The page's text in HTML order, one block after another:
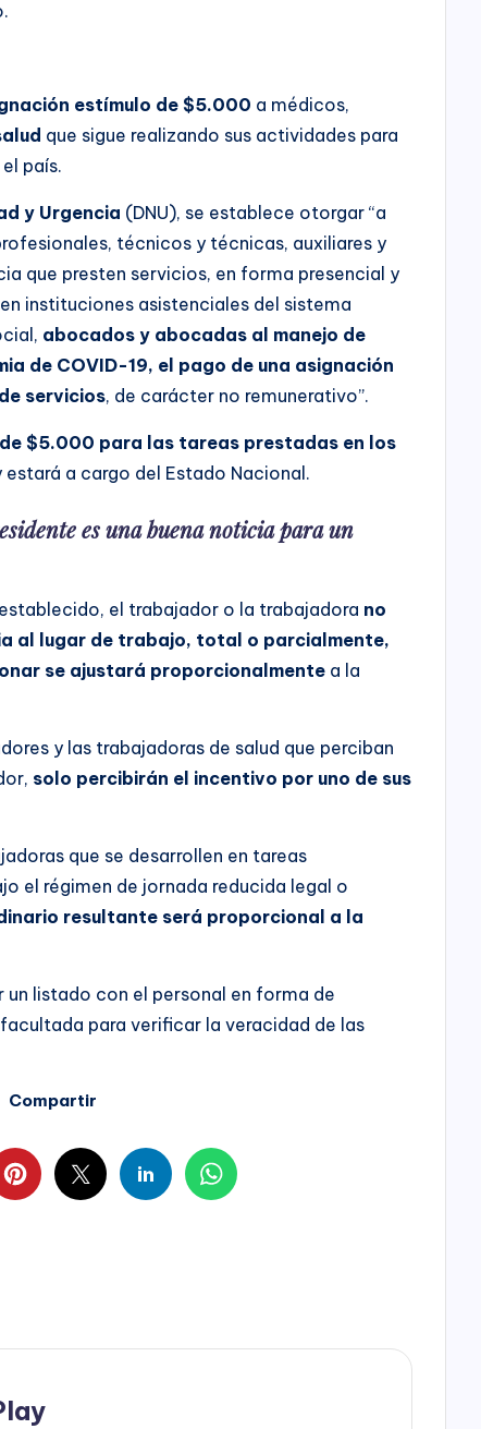
estímulo de $5.000 a médicos,
que sigue realizando sus actividades para
el país.
y Urgencia (DNU), se establece otorgar “a
técnicos y técnicas, auxiliares y
que presten servicios, en forma presencial y
instituciones asistenciales del sistema
abocados y abocadas al manejo de
de COVID-19, el pago de una asignación
servicios, de carácter no remunerativo”.
$5.000 para las tareas prestadas en los
estará a cargo del Estado Nacional.
es una buena noticia para un
el trabajador o la trabajadora no
al lugar de trabajo, total o parcialmente,
se ajustará proporcionalmente a la
y las trabajadoras de salud que perciban
solo percibirán el incentivo por uno de sus
que se desarrollen en tareas
el régimen de jornada reducida legal o
resultante será proporcional a la
listado con el personal en forma de
para verificar la veracidad de las
Compartir